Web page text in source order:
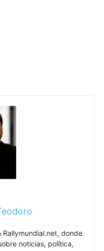
Rallymundial.net, donde
noticias, política,